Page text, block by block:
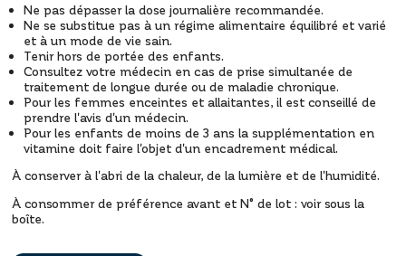
Ne pas dépasser la dose journalière recommandée.
Ne se substitue pas à un régime alimentaire équilibré et varié
et à un mode de vie sain.
Tenir hors de portée des enfants.
Consultez votre médecin en cas de prise simultanée de
traitement de longue durée ou de maladie chronique.
Pour les femmes enceintes et allaitantes, il est conseillé de
prendre l'avis d'un médecin.
Pour les enfants de moins de 3 ans la supplémentation en
vitamine doit faire l'objet d'un encadrement médical.
À conserver à l'abri de la chaleur, de la lumière et de l'humidité.
À consommer de préférence avant et N° de lot : voir sous la
boîte.